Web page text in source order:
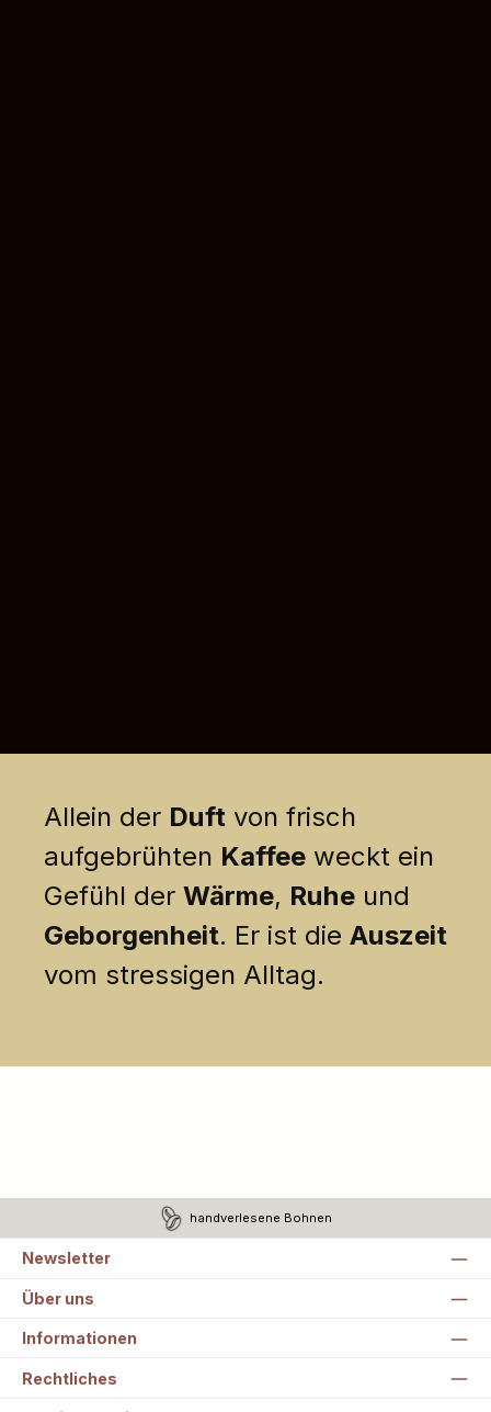
Allein der Duft von frisch
aufgebrühten Kaffee weckt ein
Gefühl der Wärme, Ruhe und
Geborgenheit. Er ist die Auszeit
vom stressigen Alltag.
handverlesene Bohnen
Newsletter
Über uns
Informationen
Rechtliches